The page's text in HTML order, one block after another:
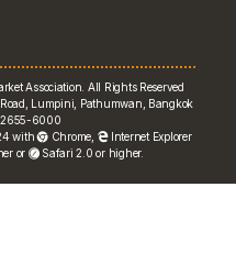
Association. All Rights Reserved
Lumpini, Pathumwan, Bangkok
2655-6000
with Chrome
Internet Explorer
or Safari 2.0 or higher.